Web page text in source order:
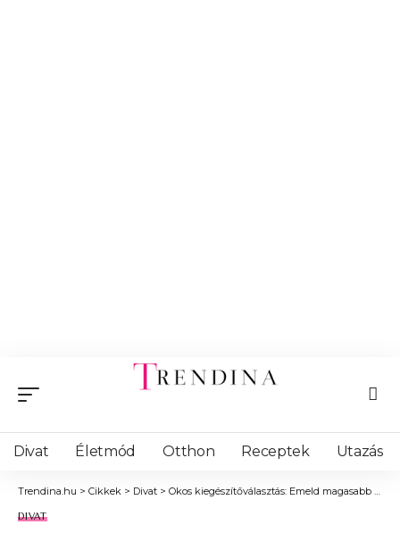
Divat Életmód Otthon Receptek Utazás
Trendina.hu > Cikkek > Divat > Okos kiegészítőválasztás: Emeld magasabb szintre a szettedet! ✨
DIVAT